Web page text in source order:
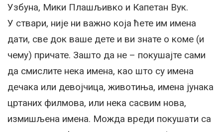
Узбуна, Мики Плашљивко и Капетан Вук.
У ствари, није ни важно која ћете им имена
дати, све док ваше дете и ви знате о коме (и
чему) причате. Зашто да не – покушајте сами
да смислите нека имена, као што су имена
дечака или девојчица, животиња, имена јунака
цртаних филмова, или нека сасвим нова,
измишљена имена. Можда вреди покушати са